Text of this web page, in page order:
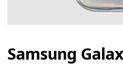
Samsung